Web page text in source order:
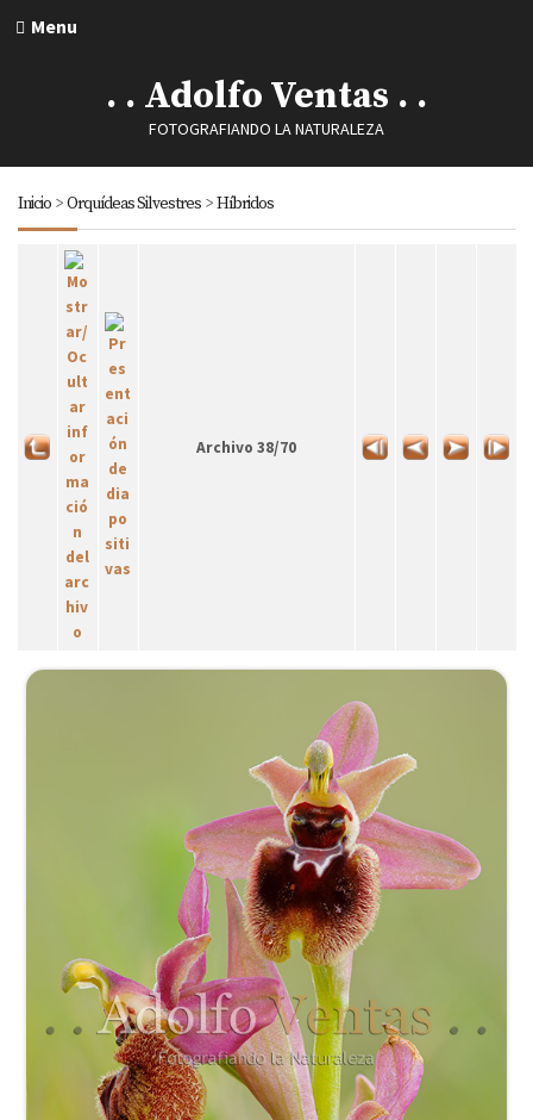
Menu
. . Adolfo Ventas . .
FOTOGRAFIANDO LA NATURALEZA
Inicio>Orquídeas Silvestres>Híbridos
Archivo 38/70